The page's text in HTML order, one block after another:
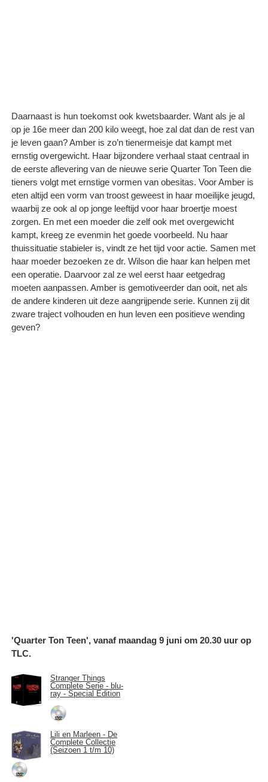
Daarnaast is hun toekomst ook kwetsbaarder. Want als je al
op je 16e meer dan 200 kilo weegt, hoe zal dat dan de rest van
je leven gaan? Amber is zo’n tienermeisje dat kampt met
ernstig overgewicht. Haar bijzondere verhaal staat centraal in
de eerste aflevering van de nieuwe serie Quarter Ton Teen die
tieners volgt met ernstige vormen van obesitas. Voor Amber is
eten altijd een vorm van troost geweest in haar moeilijke jeugd,
waarbij ze ook al op jonge leeftijd voor haar broertje moest
zorgen. En met een moeder die zelf ook met overgewicht
kampt, kreeg ze evenmin het goede voorbeeld. Nu haar
thuissituatie stabieler is, vindt ze het tijd voor actie. Samen met
haar moeder bezoeken ze dr. Wilson die haar kan helpen met
een operatie. Daarvoor zal ze wel eerst haar eetgedrag
moeten aanpassen. Amber is gemotiveerder dan ooit, net als
de andere kinderen uit deze aangrijpende serie. Kunnen zij dit
zware traject volhouden en hun leven een positieve wending
geven?
'Quarter Ton Teen', vanaf maandag 9 juni om 20.30 uur op
TLC.
Stranger Things
Complete Serie - blu-
ray - Special Edition
Lili en Marleen - De
Complete Collectie
(Seizoen 1 t/m 10)